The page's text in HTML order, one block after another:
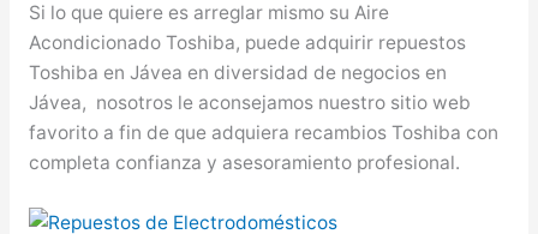
Si lo que quiere es arreglar mismo su Aire
Acondicionado Toshiba, puede adquirir repuestos
Toshiba en Jávea en diversidad de negocios en
Jávea, nosotros le aconsejamos nuestro sitio web
favorito a fin de que adquiera recambios Toshiba con
completa confianza y asesoramiento profesional.